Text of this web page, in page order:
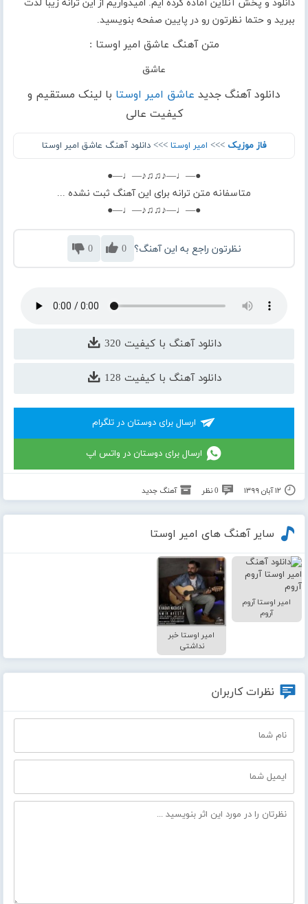
دانلود و پخش آنلاین آماده کرده ایم. امیدواریم از این ترانه زیبا لذت
ببرید و حتما نظرتون رو در پایین صفحه بنویسید.
متن آهنگ عاشق امیر اوستا :
عاشق
دانلود آهنگ جدید عاشق امیر اوستا با لینک مستقیم و
کیفیت عالی
فاز موزیک >>> امیر اوستا >>> دانلود آهنگ عاشق امیر اوستا
●—♩—♪♫♫♪—♩—●
متاسفانه متن ترانه برای این آهنگ ثبت نشده ...
●—♩—♪♫♫♪—♩—●
نظرتون راجع به این آهنگ؟ 0
0
دانلود آهنگ با کیفیت 320
دانلود آهنگ با کیفیت 128
ارسال برای دوستان در تلگرام
ارسال برای دوستان در واتس اپ
۱۲ آبان ۱۳۹۹ 0 نظر آهنگ جدید
سایر آهنگ های امیر اوستا
امیر اوستا آروم
آروم
امیر اوستا خبر
نداشتی
نظرات کاربران